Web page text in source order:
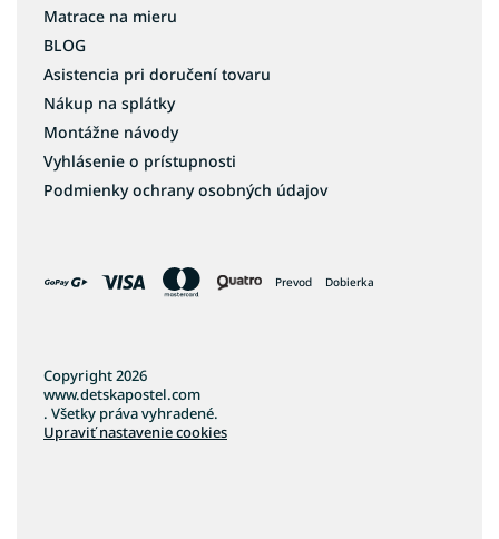
Matrace na mieru
BLOG
Asistencia pri doručení tovaru
Nákup na splátky
Montážne návody
Vyhlásenie o prístupnosti
Podmienky ochrany osobných údajov
Prevod Dobierka
Copyright 2026
www.detskapostel.com
. Všetky práva vyhradené.
Upraviť nastavenie cookies